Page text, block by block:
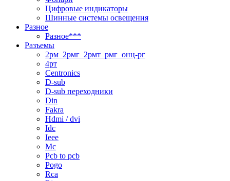
Цифровые индикаторы
Шинные системы освещения
Разное
Разное***
Разъемы
2рм_2рмг_2рмт_рмг_онц-рг
4рт
Centronics
D-sub
D-sub переходники
Din
Fakra
Hdmi / dvi
Idc
Ieee
Mc
Pcb to pcb
Pogo
Rca